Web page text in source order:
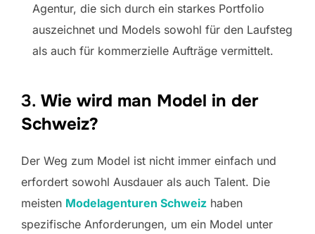
Agentur, die sich durch ein starkes Portfolio
auszeichnet und Models sowohl für den Laufsteg
als auch für kommerzielle Aufträge vermittelt.
3. Wie wird man Model in der
Schweiz?
Der Weg zum Model ist nicht immer einfach und
erfordert sowohl Ausdauer als auch Talent. Die
meisten Modelagenturen Schweiz haben
spezifische Anforderungen, um ein Model unter